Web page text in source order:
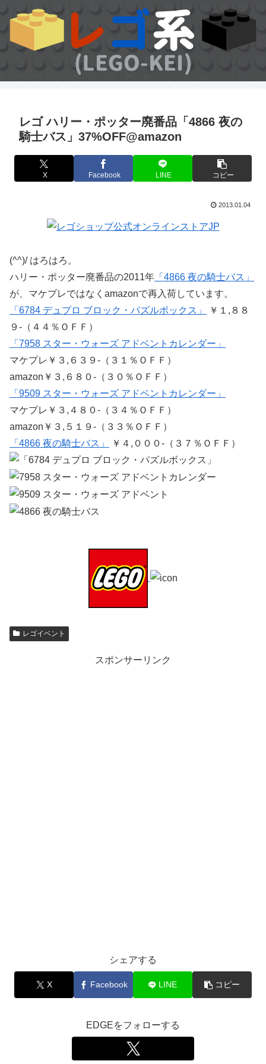
レゴ ハリー・ポッター廃番品「4866 夜の
騎士バス」37%OFF@amazon
X Facebook LINE コピー
2013.01.04
(^^)/ はろはろ。
ハリー・ポッター廃番品の2011年 「4866 夜の騎士バス」
が、マケプレではなくamazonで再入荷しています。
「6784 デュプロ ブロック・パズルボックス」
￥１,８８
９-（４４％ＯＦＦ）
「7958 スター・ウォーズ アドベントカレンダー」
マケプレ￥３,６３９-（３１％ＯＦＦ）
amazon￥３,６８０-（３０％ＯＦＦ）
「9509 スター・ウォーズ アドベントカレンダー」
マケプレ￥３,４８０-（３４％ＯＦＦ）
amazon￥３,５１９-（３３％ＯＦＦ）
「4866 夜の騎士バス」
￥４,０００-（３７％ＯＦＦ）
レゴイベント
スポンサーリンク
シェアする
X Facebook LINE コピー
EDGEをフォローする